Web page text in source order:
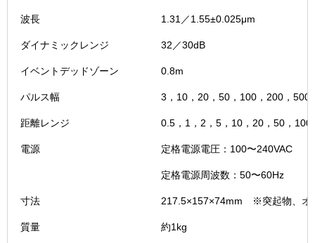
波長 1.31／1.55±0.025μm
ダイナミックレンジ 32／30dB
イベントデッドゾーン 0.8m
パルス幅 3，10，20，50，100，200，
距離レンジ 0.5，1，2，5，10，20，50，100
電源 定格電源電圧：100〜240VAC
定格電源周波数：50〜60Hz
寸法 217.5×157×74mm ※突起物、オ
質量 約1kg